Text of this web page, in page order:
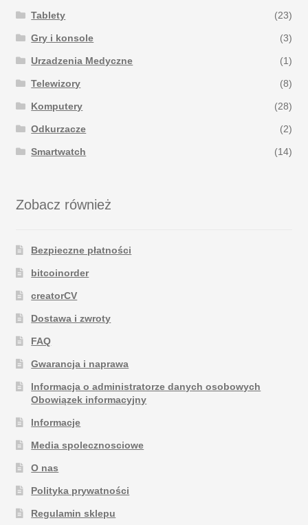
Tablety (23)
Gry i konsole (3)
Urzadzenia Medyczne (1)
Telewizory (8)
Komputery (28)
Odkurzacze (2)
Smartwatch (14)
Zobacz również
Bezpieczne płatności
bitcoinorder
creatorCV
Dostawa i zwroty
FAQ
Gwarancja i naprawa
Informacja o administratorze danych osobowych
Obowiązek informacyjny
Informacje
Media spolecznosciowe
O nas
Polityka prywatności
Regulamin sklepu